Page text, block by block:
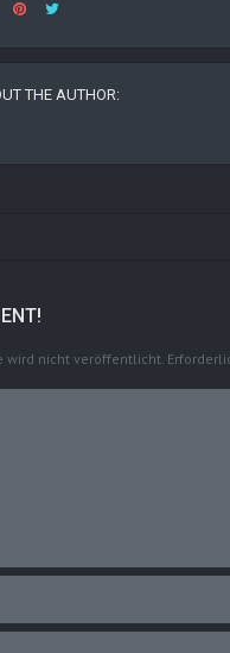
THE AUTHOR:
wird nicht veröffentlicht.